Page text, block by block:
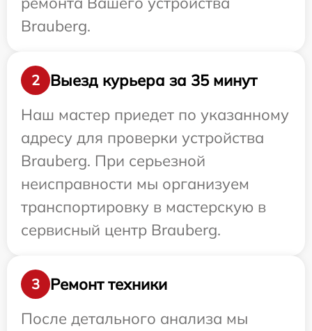
Brauberg.
2
Выезд курьера за 35 минут
Наш мастер приедет по указанному
адресу для проверки устройства
Brauberg. При серьезной
неисправности мы организуем
транспортировку в мастерскую в
сервисный центр Brauberg.
3
Ремонт техники
После детального анализа мы